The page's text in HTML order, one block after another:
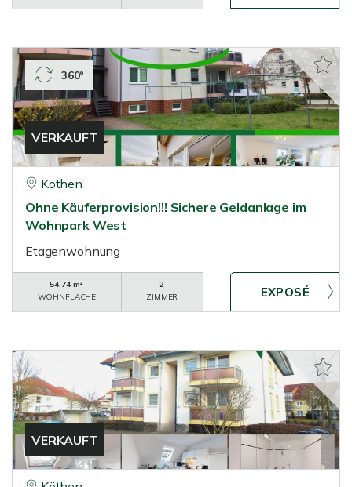
VERKAUFT
360°
Köthen
Ohne Käuferprovision!!! Sichere Geldanlage im
Wohnpark West
Etagenwohnung
54,74 m²
WOHNFLÄCHE
2
ZIMMER
VERKAUFT